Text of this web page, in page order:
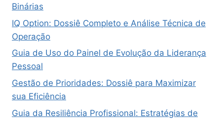
Binárias
IQ Option: Dossiê Completo e Análise Técnica de
Operação
Guia de Uso do Painel de Evolução da Liderança
Pessoal
Gestão de Prioridades: Dossiê para Maximizar
sua Eficiência
Guia da Resiliência Profissional: Estratégias de